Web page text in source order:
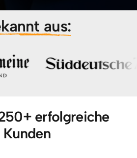
aus:
erfolgreiche
Kunden